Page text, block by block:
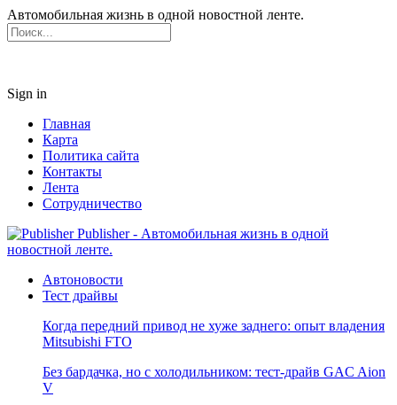
Автомобильная жизнь в одной новостной ленте.
Sign in
Главная
Карта
Политика сайта
Контакты
Лента
Сотрудничество
Publisher - Автомобильная жизнь в одной
новостной ленте.
Автоновости
Тест драйвы
Когда передний привод не хуже заднего: опыт владения
Mitsubishi FTO
Без бардачка, но с холодильником: тест-драйв GAC Aion
V